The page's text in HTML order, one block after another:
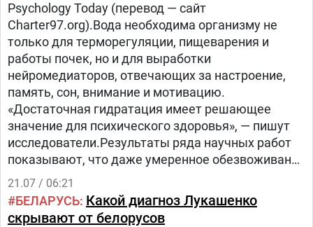
Psychology Today (перевод — сайт
Charter97.org).Вода необходима организму не
только для терморегуляции, пищеварения и
работы почек, но и для выработки
нейромедиаторов, отвечающих за настроение,
память, сон, внимание и мотивацию.
«Достаточная гидратация имеет решающее
значение для психического здоровья», — пишут
исследователи.Результаты ряда научных работ
показывают, что даже умеренное обезвоживание
способно ухудшать память, концентрацию
внимания и способность обрабатывать
информацию.
21.07 / 06:21
БЕЛАРУСЬ Какой диагноз Лукашенко
скрывают от белорусов